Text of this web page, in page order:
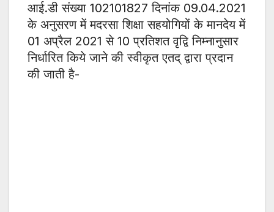
आई.डी संख्या 102101827 दिनांक 09.04.2021
के अनुसरण में मदरसा शिक्षा सहयोगियों के मानदेय में
01 अप्रैल 2021 से 10 प्रतिशत वृद्वि निम्नानुसार
निर्धारित किये जाने की स्वीकृत एतद् द्वारा प्रदान
की जाती है-